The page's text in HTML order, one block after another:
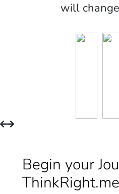
will
Begin your